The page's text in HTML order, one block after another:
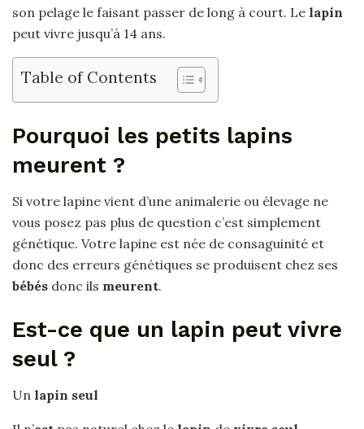
son pelage le faisant passer de long à court. Le lapin
peut vivre jusqu’à 14 ans.
Table of Contents
Pourquoi les petits lapins
meurent ?
Si votre lapine vient d’une animalerie ou élevage ne
vous posez pas plus de question c’est simplement
génétique. Votre lapine est née de consaguinité et
donc des erreurs génétiques se produisent chez ses
bébés donc ils meurent.
Est-ce que un lapin peut vivre
seul ?
Un lapin seul